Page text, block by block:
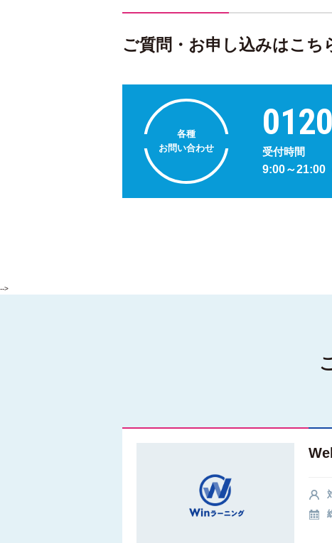
ご質問・お申し込みはこち
各種
お問い合わせ
受付時間
9:00～21:00
-->